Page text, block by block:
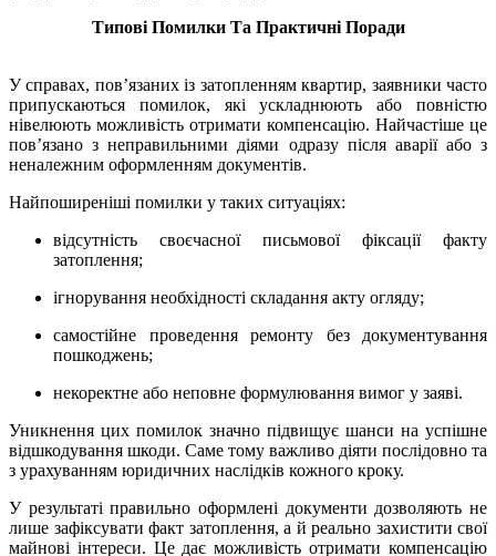
Типові Помилки Та Практичні Поради
У справах, пов’язаних із затопленням квартир, заявники часто
припускаються помилок, які ускладнюють або повністю
нівелюють можливість отримати компенсацію. Найчастіше це
пов’язано з неправильними діями одразу після аварії або з
неналежним оформленням документів.
Найпоширеніші помилки у таких ситуаціях:
відсутність своєчасної письмової фіксації факту
затоплення;
ігнорування необхідності складання акту огляду;
самостійне проведення ремонту без документування
пошкоджень;
некоректне або неповне формулювання вимог у заяві.
Уникнення цих помилок значно підвищує шанси на успішне
відшкодування шкоди. Саме тому важливо діяти послідовно та
з урахуванням юридичних наслідків кожного кроку.
У результаті правильно оформлені документи дозволяють не
лише зафіксувати факт затоплення, а й реально захистити свої
майнові інтереси. Це дає можливість отримати компенсацію